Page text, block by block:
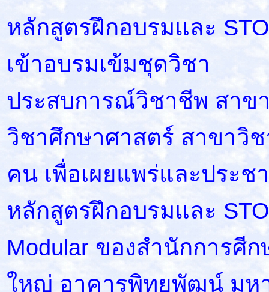
หลักสูตรฝึกอบรมและ
เข้าอบรมเข้มชุดวิชา
ประสบการณ์วิชาชีพ สาข
วิชาศึกษาศาสตร์ สาขาวิ
คน เพื่อเผยแพร่และประ
หลักสูตรฝึกอบรมและ
Modular ของสำนักการศี
ใหญ่ อาคารพิทยพัฒน์ มห